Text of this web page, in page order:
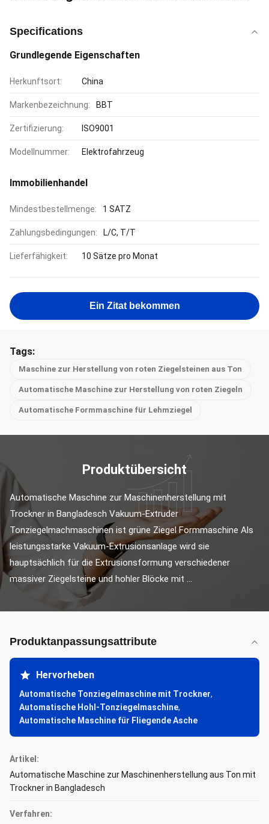
Specifications
Grundlegende Eigenschaften
Herkunftsort: China
Markenbezeichnung: BBT
Zertifizierung: ISO9001
Modellnummer: Elektrofahrzeug
Immobilienhandel
Mindestbestellmenge: 1 SATZ
Zahlungsbedingungen: L/C, T/T
Lieferfähigkeit: 10 Sätze pro Monat
Ein Zitat bekommen
Tags:
Maschine zur Herstellung von roten Ziegelsteinen aus Ton
Automatische Maschine zur Herstellung von roten Ziegeln
Automatische Formmaschine für Lehmziegel
Produktübersicht
Automatische Maschine zur Maschinenherstellung mit
Trockner in Bangladesch Vakuum-Extruder
Tonziegelmachmaschinen ist grüne Ziegel Formmaschine Als
leistungsstarke Vakuum-Extrusionsanlage wird sie
hauptsächlich für die Extrusionsformung verschiedener
massiver Ziegelsteine und hohler Blöcke mit ...
Produktanpassungsattribute
Hervorheben
Automatische Tonziegelmaschine mit Trockner,
Automatische Hohl-Tonziegelmaschine,
Automatische Maschine für Fliegende Asche
Artikel:
Automatische Maschine zur Maschinenherstellung aus Ton mit
Trockner in Bangladesch
Verfahren: